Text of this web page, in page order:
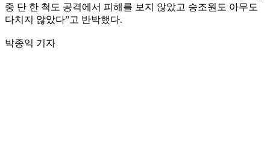
중 단 한 척도 공격에서 피해를 보지 않았고 승조원도 아무도
다치지 않았다”고 반박했다.
박종익 기자